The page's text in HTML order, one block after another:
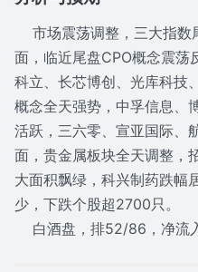
市场震荡调整，三大指数
面，临近尾盘CPO概念震
科立、长芯博创、光库科技
概念全天强势，中孚信息、
活跃，三六零、宣亚国际、
面，贵金属板块全天调整，
大面积飘绿，科兴制药跌幅
少，下跌个股超2700只。
白酒盘，排52/86，净流